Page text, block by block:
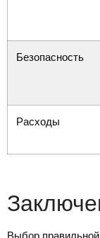
Безопасность
Расходы